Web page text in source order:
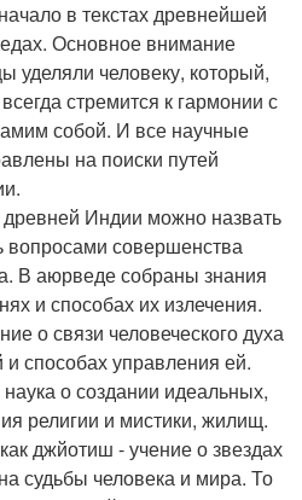
в текстах древнейшей
Основное внимание
уделяли человеку, который,
стремится к гармонии с
собой. И все научные
на поиски путей
Индии можно назвать
вопросами совершенства
В аюрведе собраны знания
и способах их излечения.
о связи человеческого духа
способах управления ей.
о создании идеальных,
религии и мистики, жилищ.
джйотиш - учение о звездах
судьбы человека и мира. То